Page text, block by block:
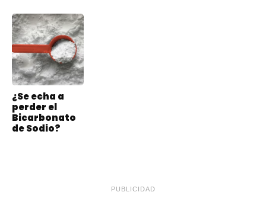
¿Se echa a
perder el
Bicarbonato
de Sodio?
PUBLICIDAD